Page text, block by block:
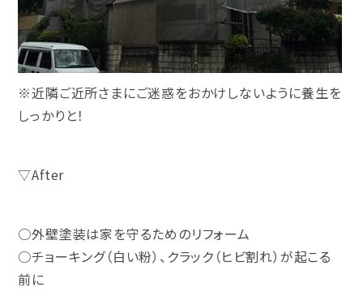
※近隣ご近所さまにご迷惑をおかけしないように養生を
しっかりと！
▽After
○外壁塗装は家を守るためのリフォーム
○チョーキング（白い粉）、クラック（ヒビ割れ）が起こる
前に